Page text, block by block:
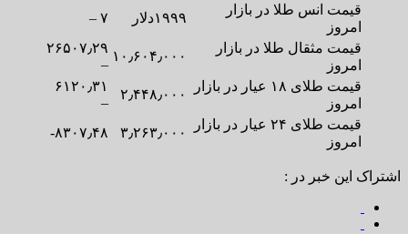
قیمت انس طلا در بازار
امروز
۱۹۹۹دلار
۷ –
قیمت مثقال طلا در بازار
امروز
۱۰٫۶۰۴٫۰۰۰
۲۶۵۰۷٫۲۹
–
قیمت طلای ۱۸ عیار در بازار
امروز
۲٫۴۴۸٫۰۰۰
۶۱۲۰٫۳۱
–
قیمت طلای ۲۴ عیار در بازار
امروز
۳٫۲۶۳٫۰۰۰ ۸۳۰۷٫۴۸-
اشتراک این خبر در :